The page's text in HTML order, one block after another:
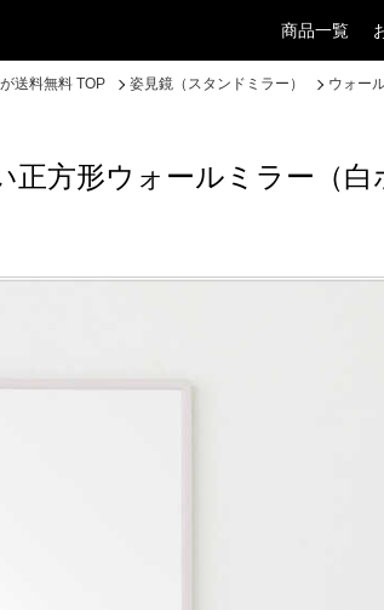
商品一覧
送料無料 TOP 姿見鏡（スタンドミラー） ウォー
方形ウォールミラー（